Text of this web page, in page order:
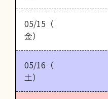
05/15（
金）
05/16（
土）